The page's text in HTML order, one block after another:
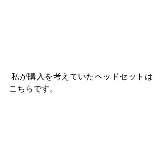
私が購入を考えていたヘッドセットは
こちらです。